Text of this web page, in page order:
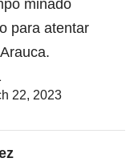
minado
para atentar
22, 2023